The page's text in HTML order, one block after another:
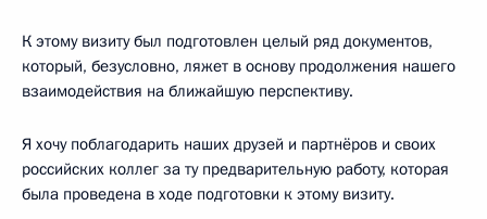
К этому визиту был подготовлен целый ряд документов,
который, безусловно, ляжет в основу продолжения нашего
взаимодействия на ближайшую перспективу.
Я хочу поблагодарить наших друзей и партнёров и своих
российских коллег за ту предварительную работу, которая
была проведена в ходе подготовки к этому визиту.